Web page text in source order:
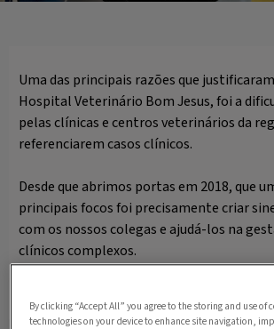
Uma das principais razões que
Hospital Veterinário Bom Jesus, foi a
pelas clínicas e centros veterinários da
referenciarem casos clínicos.
Desde que abrimos portas em 2018, que
principais focos foi precisamente criar
com os nossos colegas e ajudá-los na
clínicos complexos.
By clicking “Accept All” you agree to the storing and use of
technologies on your device to enhance site navigation,